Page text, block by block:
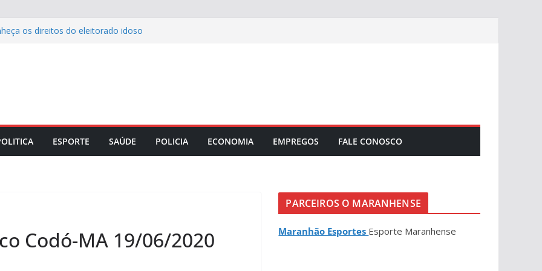
os direitos do eleitorado idoso
especial em alusão aos 20
etapas da educação básica no
ESPORTE SAÚDE POLICIA ECONOMIA EMPREGOS FALE CONOSCO
Codó-MA 19/06/2020
PARCEIROS O MARANHENSE
Maranhão Esportes Esporte Maranhense